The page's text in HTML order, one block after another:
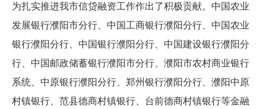
为扎实推进我市信贷融资工作作出了积极贡献。中国农业
发展银行濮阳市分行、中国工商银行濮阳分行、中国农业
银行濮阳分行、中国银行濮阳分行、中国建设银行濮阳分
行、中国邮政储蓄银行濮阳市分行、濮阳市农村商业银行
系统、中原银行濮阳分行、郑州银行濮阳分行、濮阳中原
村镇银行、范县德商村镇银行、台前德商村镇银行等金融